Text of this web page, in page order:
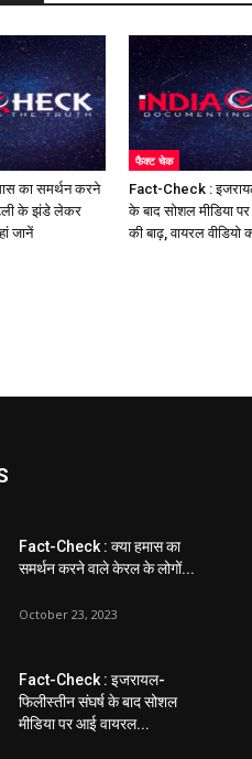
का समर्थन करने
के झंडे लेकर
जानें
फैक्ट चेक
Fact-Check :
के बाद सोशल मीडिया
की बाढ़, वायरल वीडियो
Fact-Check : क्या हमास का
समर्थन करने वाले केरल के लोगों...
October 23, 2023
Fact-Check : इजरायल-
फिलीस्तीन संघर्ष के बाद सोशल
मीडिया पर आई वायरल...